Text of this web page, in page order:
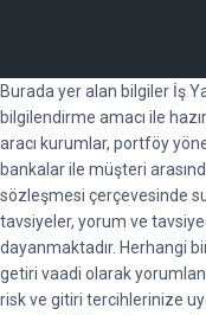
Burada yer alan bilgiler İş
bilgilendirme amacı ile
aracı kurumlar, portföy
bankalar ile müşteri
sözleşmesi çerçevesinde
tavsiyeler, yorum ve
dayanmaktadır. Herhangi
getiri vaadi olarak
risk ve gitiri tercihlerinize